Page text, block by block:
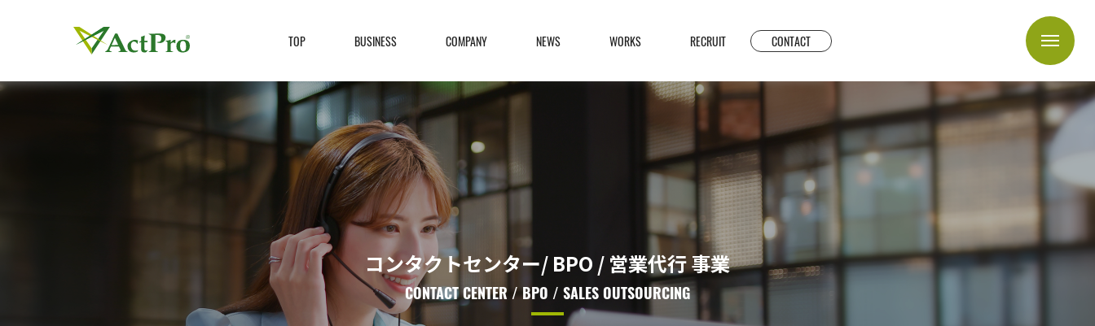
TOP BUSINESS COMPANY NEWS WORKS RECRUIT CONTACT
コンタクトセンター/ BPO / 営業代行 事業
CONTACT CENTER / BPO / SALES OUTSOURCING